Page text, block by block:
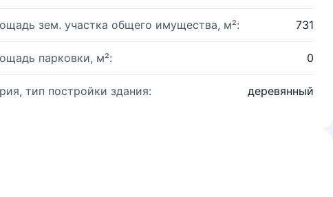
зем. участка общего имущества, м²: 731
парковки, м²: 0
тип постройки здания: деревянный